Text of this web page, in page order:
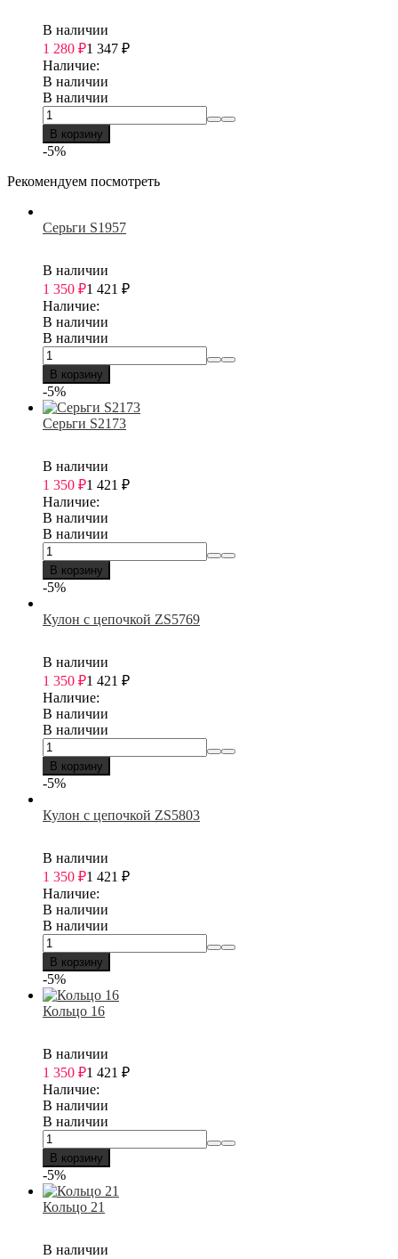
В наличии
1 280 ₽1 347 ₽
Наличие:
В наличии
В наличии
В корзину
-5%
Рекомендуем посмотреть
Серьги S1957
В наличии
1 350 ₽1 421 ₽
Наличие:
В наличии
В наличии
В корзину
-5%
Серьги S2173
В наличии
1 350 ₽1 421 ₽
Наличие:
В наличии
В наличии
В корзину
-5%
Кулон с цепочкой ZS5769
В наличии
1 350 ₽1 421 ₽
Наличие:
В наличии
В наличии
В корзину
-5%
Кулон с цепочкой ZS5803
В наличии
1 350 ₽1 421 ₽
Наличие:
В наличии
В наличии
В корзину
-5%
Кольцо 16
В наличии
1 350 ₽1 421 ₽
Наличие:
В наличии
В наличии
В корзину
-5%
Кольцо 21
В наличии